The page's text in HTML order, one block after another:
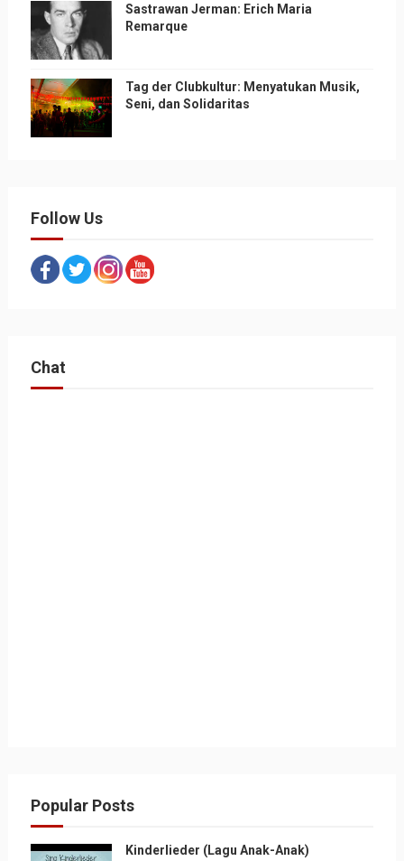
Sastrawan Jerman: Erich Maria
Remarque
Tag der Clubkultur: Menyatukan Musik,
Seni, dan Solidaritas
Follow Us
Chat
Popular Posts
Kinderlieder (Lagu Anak-Anak)